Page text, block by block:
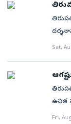
Sat,
ఉచిత
Fri,